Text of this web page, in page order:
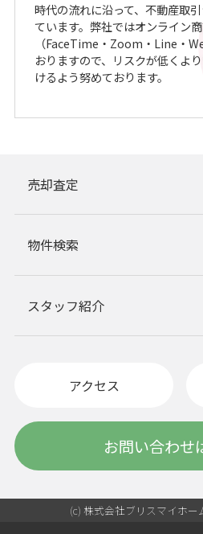
時代の流れに沿って、不動産取
ています。弊社ではオンライン
（FaceTime・Zoom・Line・
おりますので、リスクが低くよ
けるよう努めております。
売却査定
物件検索
スタッフ紹介
アクセス
お問い合わせ
(c) 株式会社ブリスマイホー